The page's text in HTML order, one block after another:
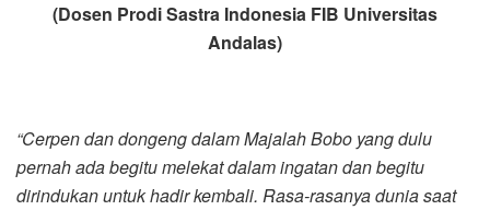
(Dosen Prodi Sastra Indonesia FIB Universitas
Andalas)
“Cerpen dan dongeng dalam Majalah Bobo yang dulu
pernah ada begitu melekat dalam ingatan dan begitu
dirindukan untuk hadir kembali. Rasa-rasanya dunia saat